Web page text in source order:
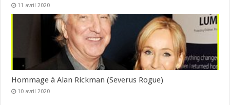
11 avril 2020
Hommage à Alan Rickman (Severus Rogue)
10 avril 2020